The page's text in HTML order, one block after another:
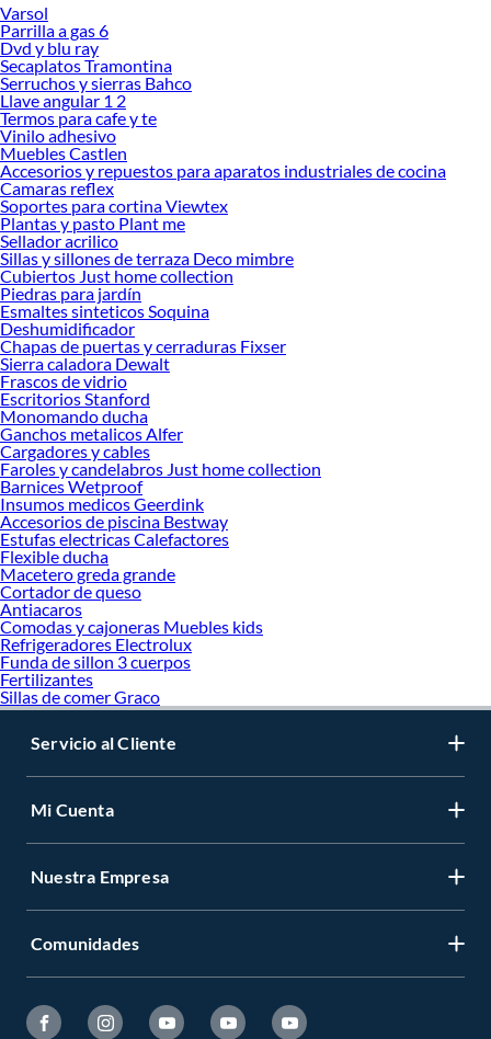
Varsol
Parrilla a gas 6
Dvd y blu ray
Secaplatos Tramontina
Serruchos y sierras Bahco
Llave angular 1 2
Termos para cafe y te
Vinilo adhesivo
Muebles Castlen
Accesorios y repuestos para aparatos industriales de cocina
Camaras reflex
Soportes para cortina Viewtex
Plantas y pasto Plant me
Sellador acrilico
Sillas y sillones de terraza Deco mimbre
Cubiertos Just home collection
Piedras para jardín
Esmaltes sinteticos Soquina
Deshumidificador
Chapas de puertas y cerraduras Fixser
Sierra caladora Dewalt
Frascos de vidrio
Escritorios Stanford
Monomando ducha
Ganchos metalicos Alfer
Cargadores y cables
Faroles y candelabros Just home collection
Barnices Wetproof
Insumos medicos Geerdink
Accesorios de piscina Bestway
Estufas electricas Calefactores
Flexible ducha
Macetero greda grande
Cortador de queso
Antiacaros
Comodas y cajoneras Muebles kids
Refrigeradores Electrolux
Funda de sillon 3 cuerpos
Fertilizantes
Sillas de comer Graco
Servicio al Cliente
Mi Cuenta
Nuestra Empresa
Comunidades